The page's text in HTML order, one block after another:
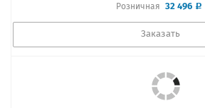
Розничная 32 496
Заказать